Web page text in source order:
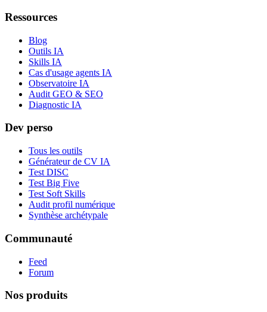
Ressources
Blog
Outils IA
Skills IA
Cas d'usage agents IA
Observatoire IA
Audit GEO & SEO
Diagnostic IA
Dev perso
Tous les outils
Générateur de CV IA
Test DISC
Test Big Five
Test Soft Skills
Audit profil numérique
Synthèse archétypale
Communauté
Feed
Forum
Nos produits